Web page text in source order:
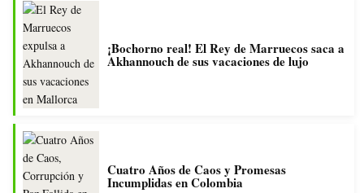
¡Bochorno real! El Rey de Marruecos saca a
Akhannouch de sus vacaciones de lujo
Cuatro Años de Caos y Promesas
Incumplidas en Colombia